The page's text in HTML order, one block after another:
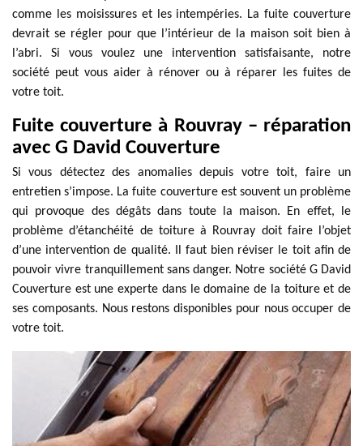
comme les moisissures et les intempéries. La fuite couverture
devrait se régler pour que l’intérieur de la maison soit bien à
l’abri. Si vous voulez une intervention satisfaisante, notre
société peut vous aider à rénover ou à réparer les fuites de
votre toit.
Fuite couverture à Rouvray – réparation
avec G David Couverture
Si vous détectez des anomalies depuis votre toit, faire un
entretien s’impose. La fuite couverture est souvent un problème
qui provoque des dégâts dans toute la maison. En effet, le
problème d’étanchéité de toiture à Rouvray doit faire l’objet
d’une intervention de qualité. Il faut bien réviser le toit afin de
pouvoir vivre tranquillement sans danger. Notre société G David
Couverture est une experte dans le domaine de la toiture et de
ses composants. Nous restons disponibles pour nous occuper de
votre toit.